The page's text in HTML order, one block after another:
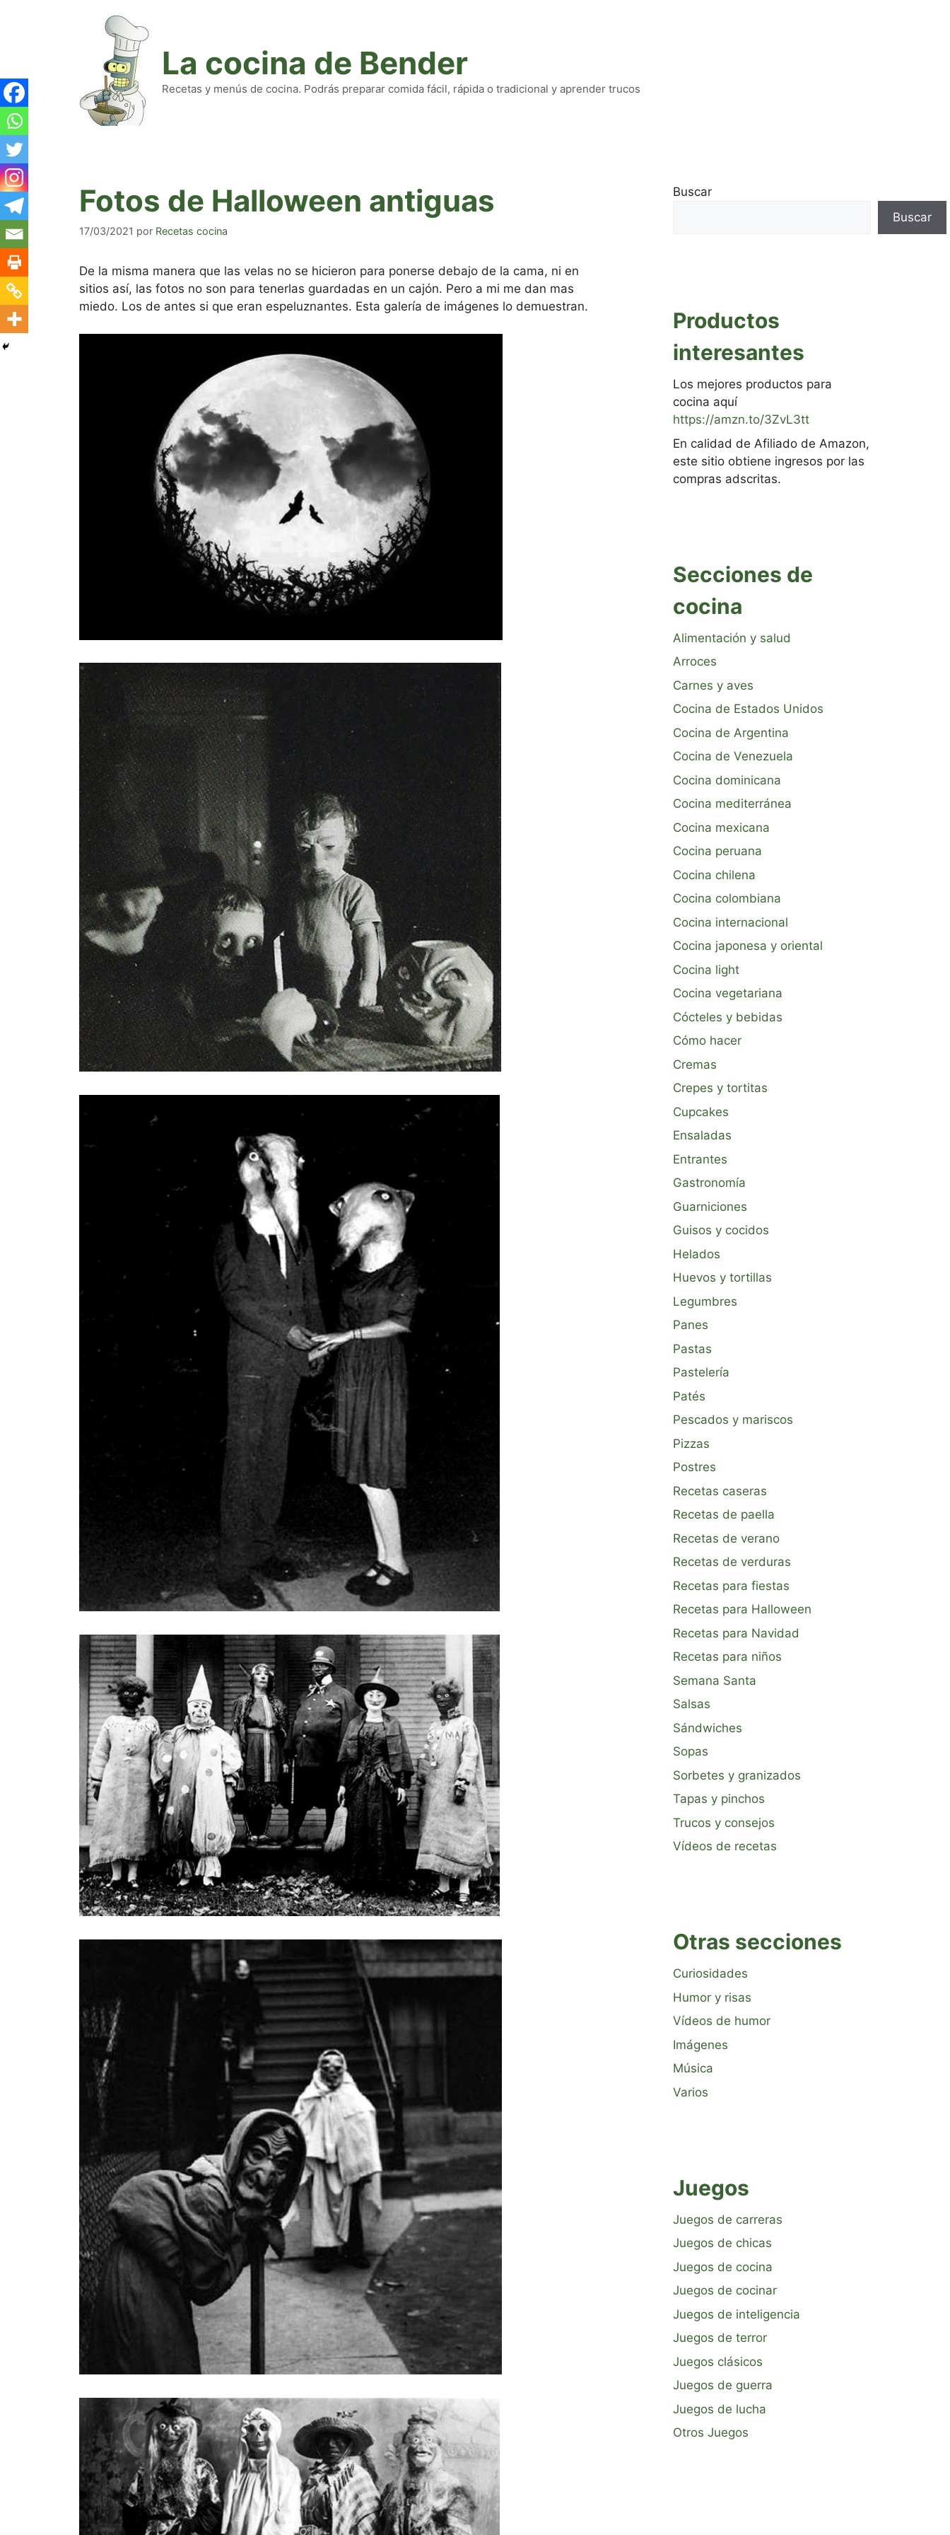
La cocina de Bender
Recetas y menús de cocina. Podrás preparar comida fácil, rápida o tradicional y aprender trucos
Fotos de Halloween antiguas
17/03/2021 por Recetas cocina
De la misma manera que las velas no se hicieron para ponerse debajo de la cama, ni en
sitios así, las fotos no son para tenerlas guardadas en un cajón. Pero a mi me dan mas
miedo. Los de antes si que eran espeluznantes. Esta galería de imágenes lo demuestran.
Buscar
Buscar
Productos
interesantes
Los mejores productos para
cocina aquí
https://amzn.to/3ZvL3tt
En calidad de Afiliado de Amazon,
este sitio obtiene ingresos por las
compras adscritas.
Secciones de
cocina
Alimentación y salud
Arroces
Carnes y aves
Cocina de Estados Unidos
Cocina de Argentina
Cocina de Venezuela
Cocina dominicana
Cocina mediterránea
Cocina mexicana
Cocina peruana
Cocina chilena
Cocina colombiana
Cocina internacional
Cocina japonesa y oriental
Cocina light
Cocina vegetariana
Cócteles y bebidas
Cómo hacer
Cremas
Crepes y tortitas
Cupcakes
Ensaladas
Entrantes
Gastronomía
Guarniciones
Guisos y cocidos
Helados
Huevos y tortillas
Legumbres
Panes
Pastas
Pastelería
Patés
Pescados y mariscos
Pizzas
Postres
Recetas caseras
Recetas de paella
Recetas de verano
Recetas de verduras
Recetas para fiestas
Recetas para Halloween
Recetas para Navidad
Recetas para niños
Semana Santa
Salsas
Sándwiches
Sopas
Sorbetes y granizados
Tapas y pinchos
Trucos y consejos
Vídeos de recetas
Otras secciones
Curiosidades
Humor y risas
Vídeos de humor
Imágenes
Música
Varios
Juegos
Juegos de carreras
Juegos de chicas
Juegos de cocina
Juegos de cocinar
Juegos de inteligencia
Juegos de terror
Juegos clásicos
Juegos de guerra
Juegos de lucha
Otros Juegos